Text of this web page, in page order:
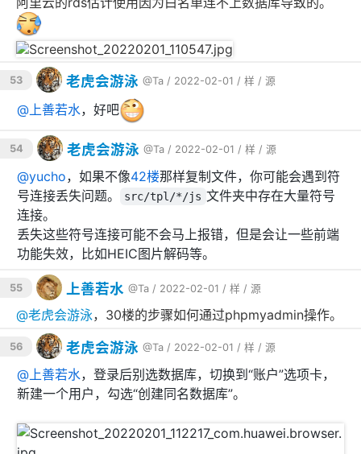
53 老虎会游泳 @Ta / 2022-02-01 / 样 / 源
@上善若水，好吧
54 老虎会游泳 @Ta / 2022-02-01 / 样 / 源
@yucho，如果不像42楼那样复制文件，你可能会遇到符
号连接丢失问题。
src/tpl/*/js 文件夹中存在大量符号
连接。
丢失这些符号连接可能不会马上报错，但是会让一些前端
功能失效，比如HEIC图片解码等。
55 上善若水 @Ta / 2022-02-01 / 样 / 源
@老虎会游泳，30楼的步骤如何通过phpmyadmin操作。
56 老虎会游泳 @Ta / 2022-02-01 / 样 / 源
@上善若水，登录后别选数据库，切换到“账户”选项卡，
新建一个用户，勾选“创建同名数据库”。